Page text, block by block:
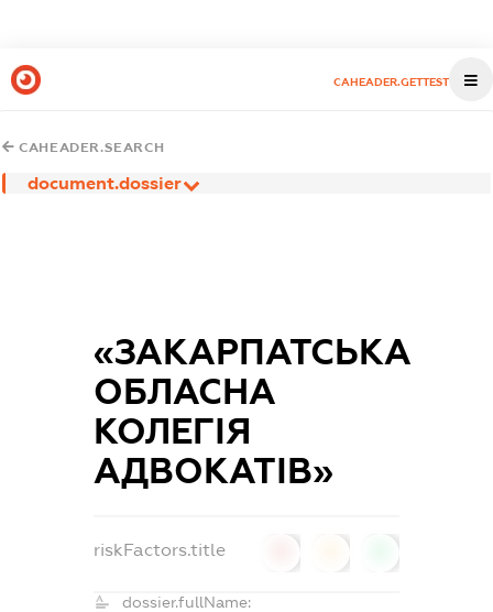
CAHEADER.GETTEST
CAHEADER.SEARCH
document.dossier
«ЗАКАРПАТСЬКА
ОБЛАСНА
КОЛЕГІЯ
АДВОКАТІВ»
riskFactors.title
dossier.fullName: